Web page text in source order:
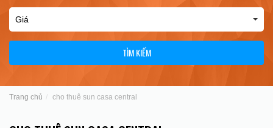
TÌM KIẾM
Trang chủ cho thuê sun casa central